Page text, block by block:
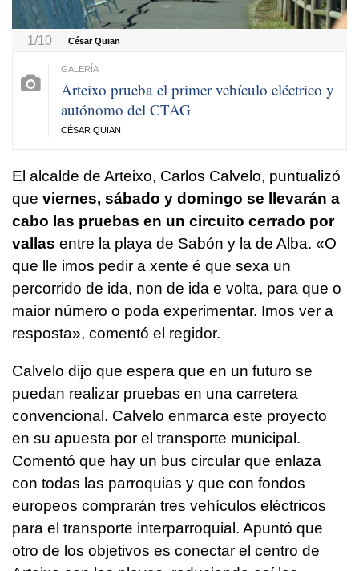
1/10 César Quian
Arteixo prueba el primer vehículo eléctrico y
autónomo del CTAG
CÉSAR QUIAN
El alcalde de Arteixo, Carlos Calvelo, puntualizó
que viernes, sábado y domingo se llevarán a
cabo las pruebas en un circuito cerrado por
vallas entre la playa de Sabón y la de Alba. «O
que lle imos pedir a xente é que sexa un
percorrido de ida, non de ida e volta, para que o
maior número o poda experimentar. Imos ver a
resposta», comentó el regidor.
Calvelo dijo que espera que en un futuro se
puedan realizar pruebas en una carretera
convencional. Calvelo enmarca este proyecto
en su apuesta por el transporte municipal.
Comentó que hay un bus circular que enlaza
con todas las parroquias y que con fondos
europeos comprarán tres vehículos eléctricos
para el transporte interparroquial. Apuntó que
otro de los objetivos es conectar el centro de